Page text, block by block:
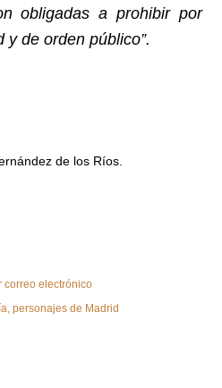
obligadas a prohibir por
de orden público”.
de los Ríos.
correo electrónico
personajes de Madrid